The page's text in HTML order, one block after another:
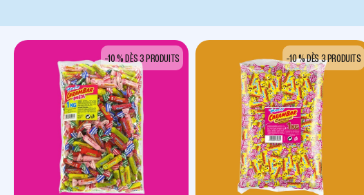
-10 % DÈS 3 PRODUITS -10 % DÈS 3 PRODUITS